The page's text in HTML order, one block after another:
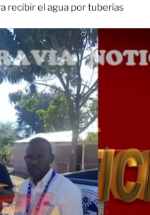
recibir el agua por tuberías